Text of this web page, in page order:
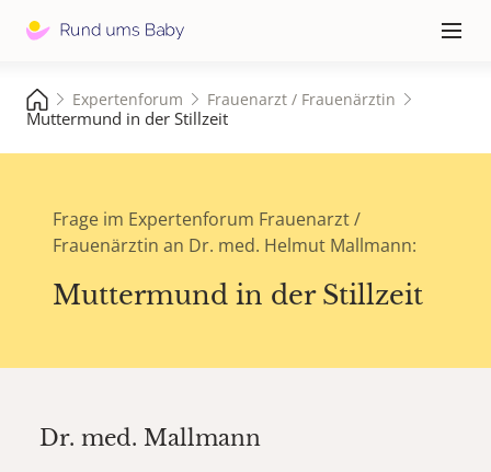
≡
Expertenforum Frauenarzt / Frauenärztin
Muttermund in der Stillzeit
Frage im Expertenforum Frauenarzt /
Frauenärztin an Dr. med. Helmut Mallmann:
Muttermund in der Stillzeit
Dr. med. Mallmann